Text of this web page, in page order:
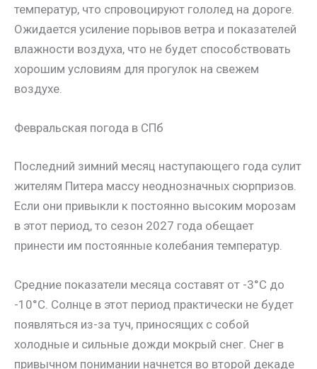
температур, что спровоцируют гололед на дороге.
Ожидается усиление порывов ветра и показателей
влажности воздуха, что не будет способствовать
хорошим условиям для прогулок на свежем
воздухе.
Февральская погода в СПб
Последний зимний месяц наступающего года сулит
жителям Питера массу неоднозначных сюрпризов.
Если они привыкли к постоянно высоким морозам
в этот период, то сезон 2027 года обещает
принести им постоянные колебания температур.
Средние показатели месяца составят от -3°С до
-10°С. Солнце в этот период практически не будет
появляться из-за туч, приносящих с собой
холодные и сильные дожди мокрый снег. Снег в
привычном понимании начнется во второй декаде